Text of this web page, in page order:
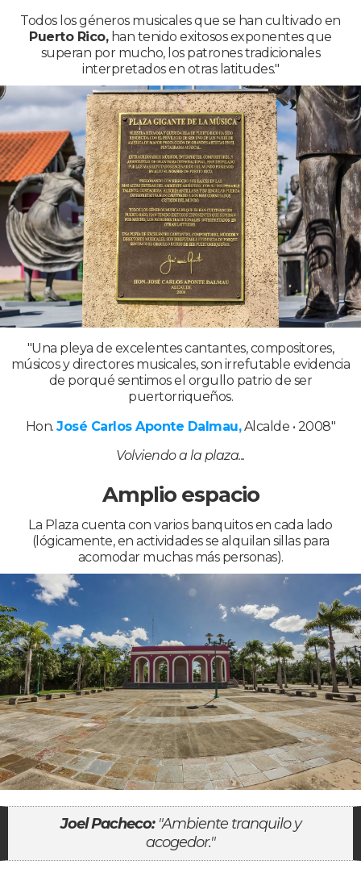
Todos los géneros musicales que se han cultivado en
Puerto Rico,han tenido exitosos exponentes que
superan por mucho, los patrones tradicionales
interpretados en otras latitudes."
"Una pleya de excelentes cantantes, compositores,
músicos y directores musicales, son irrefutable evidencia
de porqué sentimos el orgullo patrio de ser
puertorriqueños.
Hon.José Carlos Aponte Dalmau,Alcalde • 2008"
Volviendo a la plaza...
Amplio espacio
La Plaza cuenta con varios banquitos en cada lado
(lógicamente, en actividades se alquilan sillas para
acomodar muchas más personas).
Joel Pacheco:"Ambiente tranquilo y
acogedor."